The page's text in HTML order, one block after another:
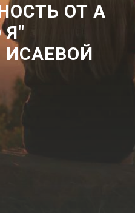
ОТ А
Я"